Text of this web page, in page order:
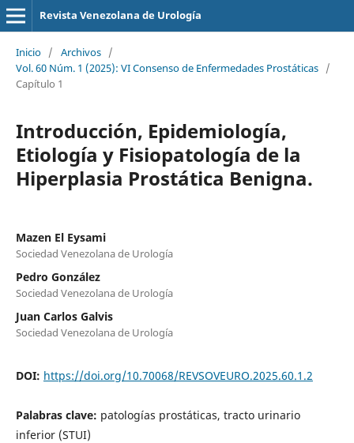
Revista Venezolana de Urología
Inicio / Archivos /
Vol. 60 Núm. 1 (2025): VI Consenso de Enfermedades Prostáticas /
Capítulo 1
Introducción, Epidemiología,
Etiología y Fisiopatología de la
Hiperplasia Prostática Benigna.
Mazen El Eysami
Sociedad Venezolana de Urología
Pedro González
Sociedad Venezolana de Urología
Juan Carlos Galvis
Sociedad Venezolana de Urología
DOI: https://doi.org/10.70068/REVSOVEURO.2025.60.1.2
Palabras clave: patologías prostáticas, tracto urinario
inferior (STUI)